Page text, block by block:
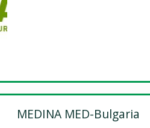
MEDINA MED-Bulgaria